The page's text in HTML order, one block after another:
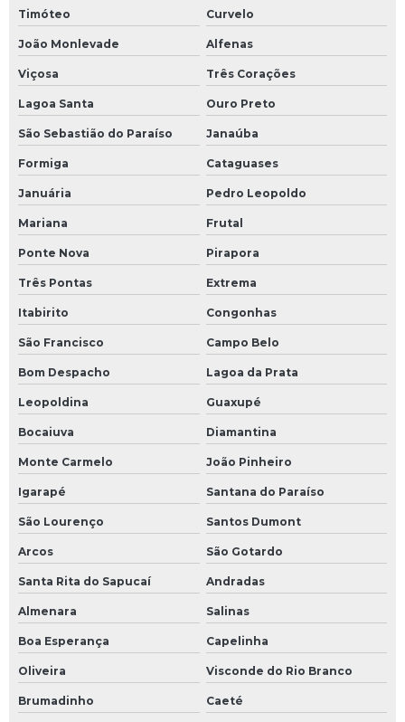
óleo térmico ipiranga
óleo térmico lubrax
óleo térmico mobil
óleo térmico petrobras
óleo térmico preço
óleo térmico shell
óleo térmico para transferência de calor
óleo térmico para usina de asfalto
óleo para transferência de calor
Otimização de processos industriais
Painel elétrico para sistema de fluido térmico
Projeto de dimensionamento de redes de tubulação
Projeto de dimensionamento de redes de tubulação
preço
Projeto de instalação de caldeiras a vapor
Projeto e instalação de chiller
Projeto e instalação de chillers
Projeto de sistema de fluido térmico
Projeto de sistema de fluido térmico valor
Timóteo Curvelo
João Monlevade Alfenas
Viçosa Três Corações
Lagoa Santa Ouro Preto
São Sebastião do Paraíso Janaúba
Formiga Cataguases
Januária Pedro Leopoldo
Mariana Frutal
Ponte Nova Pirapora
Três Pontas Extrema
Itabirito Congonhas
São Francisco Campo Belo
Bom Despacho Lagoa da Prata
Leopoldina Guaxupé
Bocaiuva Diamantina
Monte Carmelo João Pinheiro
Igarapé Santana do Paraíso
São Lourenço Santos Dumont
Arcos São Gotardo
Santa Rita do Sapucaí Andradas
Almenara Salinas
Boa Esperança Capelinha
Oliveira Visconde do Rio Branco
Brumadinho Caeté